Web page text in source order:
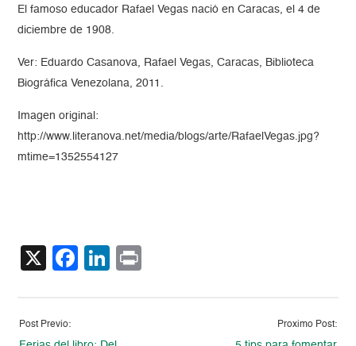
El famoso educador Rafael Vegas nació en Caracas, el 4 de
diciembre de 1908.
Ver: Eduardo Casanova, Rafael Vegas, Caracas, Biblioteca
Biográfica Venezolana, 2011.
Imagen original:
http://www.literanova.net/media/blogs/arte/RafaelVegas.jpg?
mtime=1352554127
X Facebook
LinkedIn
Post Previo: Proximo Post: